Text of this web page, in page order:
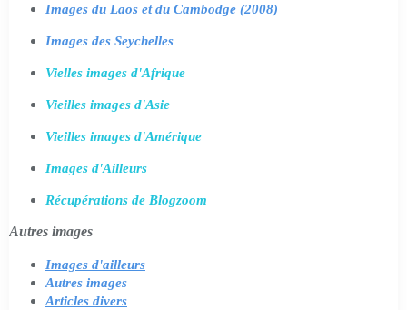
Images du Laos et du Cambodge (2008)
Images des Seychelles
Vielles images d'Afrique
Vieilles images d'Asie
Vieilles images d'Amérique
Images d'Ailleurs
Récupérations de Blogzoom
Autres images
Images d'ailleurs
Autres images
Articles divers